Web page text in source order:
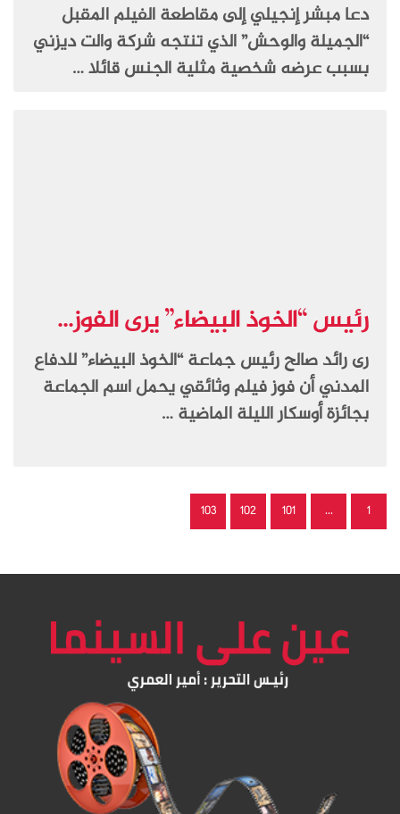
دعا مبشر إنجيلي إلى مقاطعة الفيلم المقبل
“الجميلة والوحش” الذي تنتجه شركة والت ديزني
بسبب عرضه شخصية مثلية الجنس قائلا …
رئيس “الخوذ البيضاء” يرى الفوز...
رى رائد صالح رئيس جماعة “الخوذ البيضاء” للدفاع
المدني أن فوز فيلم وثائقي يحمل اسم الجماعة
بجائزة أوسكار الليلة الماضية …
1
…
101
102
103